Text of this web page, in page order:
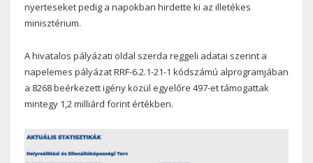
nyerteseket pedig a napokban hirdette ki az illetékes
minisztérium.
A hivatalos pályázati oldal szerda reggeli adatai szerint a
napelemes pályázat RRF-6.2.1-21-1 kódszámú alprogramjában
a 8268 beérkezett igény közül egyelőre 497-et támogattak
mintegy 1,2 milliárd forint értékben.